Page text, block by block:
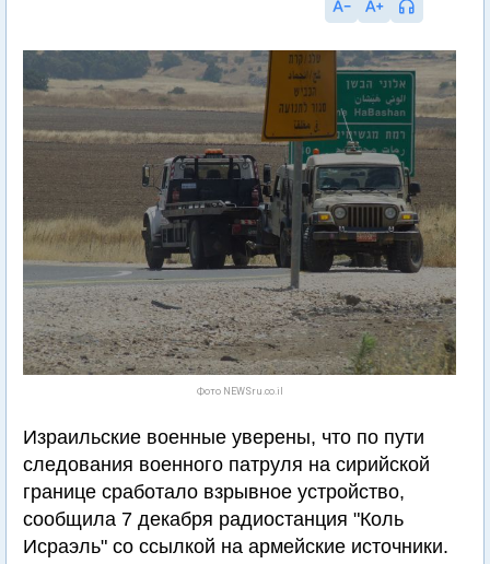
Фото NEWSru.co.il
Израильские военные уверены, что по пути
следования военного патруля на сирийской
границе сработало взрывное устройство,
сообщила 7 декабря радиостанция "Коль
Исраэль" со ссылкой на армейские источники.